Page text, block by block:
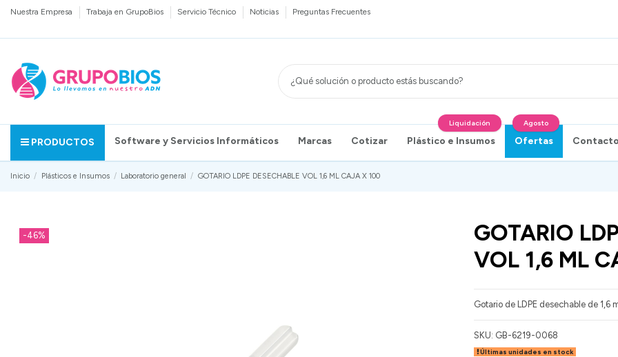
Nuestra Empresa Trabaja en GrupoBios Servicio Técnico Noticias Preguntas Frecuentes
PRODUCTOS Software y Servicios Informáticos Marcas Cotizar Plástico e Insumos
Liquidación
Ofertas
Agosto
Inicio Plásticos e Insumos Laboratorio general GOTARIO LDPE DESECHABLE VOL 1,6 ML CAJA X 100
-46%
GOTARIO
VOL 1,6 ML
Gotario de LDPE desechable de 1,6
SKU: GB-6219-0068
Últimas unidades en stock